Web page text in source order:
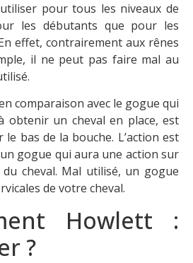
pour tous les niveaux de
les débutants que pour les
effet, contrairement aux rênes
il ne peut pas faire mal au
comparaison avec le gogue qui
obtenir un cheval en place, est
le bas de la bouche. L’action est
gogue qui aura une action sur
cheval. Mal utilisé, un gogue
de votre cheval.
Howlett :
?